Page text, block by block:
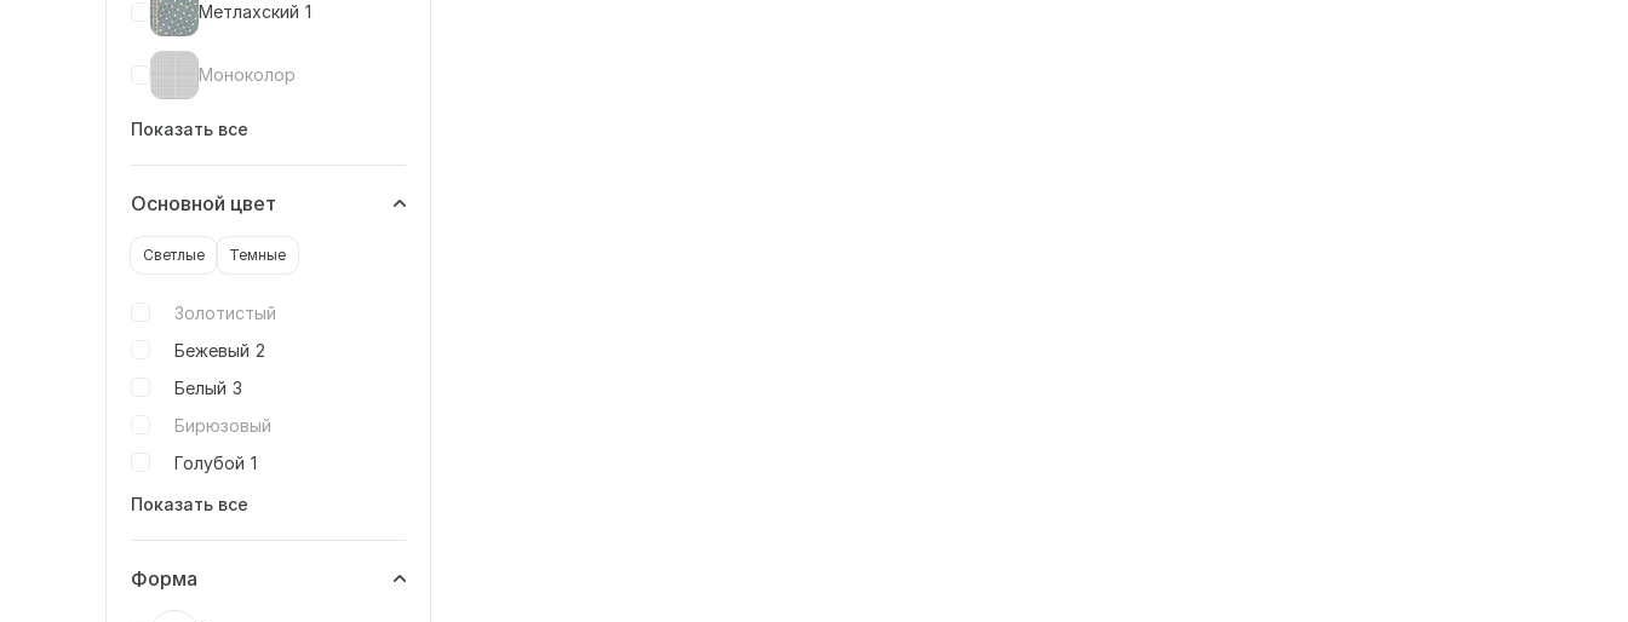
Метлахский 1
Моноколор
Показать все
Основной цвет
Светлые Темные
Золотистый
Бежевый 2
Белый 3
Бирюзовый
Голубой 1
Показать все
Форма